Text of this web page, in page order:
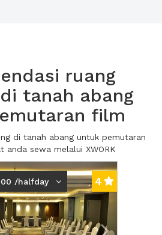
ruang
tanah abang
film
di tanah abang untuk pemutaran
anda sewa melalui XWORK
Next2
/halfday 4